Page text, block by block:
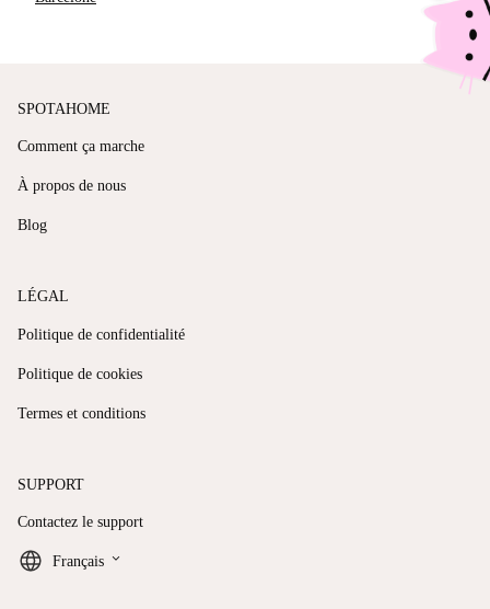
SPOTAHOME
Comment ça marche
À propos de nous
Blog
LÉGAL
Politique de confidentialité
Politique de cookies
Termes et conditions
SUPPORT
Contactez le support
Français keyboard_arrow_down